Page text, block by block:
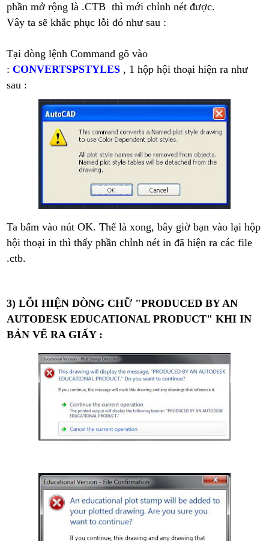
phần mở rộng là .CTB thì mới chỉnh nét được.
Vây ta sẽ khắc phục lỗi đó như sau :
Tại dòng lệnh Command gõ vào
: CONVERTSPSTYLES , 1 hộp hội thoại hiện ra như
sau :
Ta bấm vào nút OK. Thế là xong, bây giờ bạn vào lại hộp
hội thoại in thì thấy phần chỉnh nét in đã hiện ra các file
.ctb.
3) LỖI HIỆN DÒNG CHỮ "PRODUCED BY AN
AUTODESK EDUCATIONAL PRODUCT" KHI IN
BẢN VẼ RA GIẤY :